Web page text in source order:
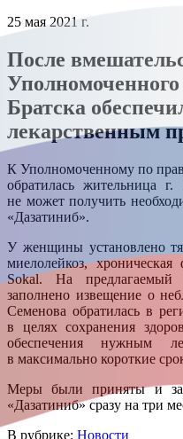
25 мая 2021 г.
После
Братска
лекарственным
К Уполномоченному по
обратилась жительница
не может получить
«Дазатиниб».
У женщины установлено
миелолейкоз,
Sokal. На
заполнено извещение о
Семенова обратилась в
в целях сохранения
обеспечения нужным
в максимально короткие
Меры были приняты и
«Дазатиниб» сразу на три
В рубрике: Новости